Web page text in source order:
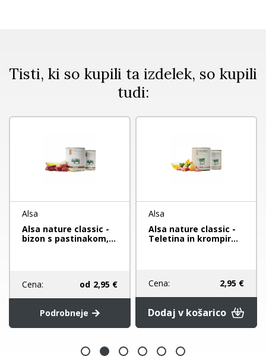
Tisti, ki so kupili ta izdelek, so kupili
tudi:
Alsa
Alsa nature classic -
bizon s pastinakom,...
Cena: od 2,95 €
Podrobneje
Alsa
Alsa nature classic -
Teletina in krompir...
Cena: 2,95 €
Dodaj v košarico